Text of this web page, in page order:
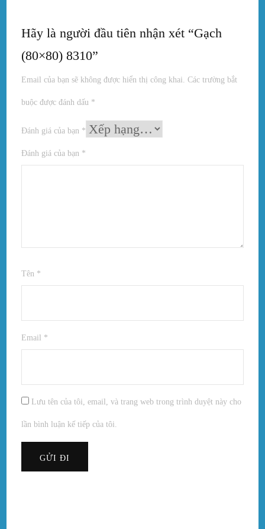
Hãy là người đầu tiên nhận xét “Gạch
(80×80) 8310”
Email của bạn sẽ không được hiển thị công khai. Các trường bắt
buộc được đánh dấu *
Đánh giá của bạn *
Đánh giá của bạn *
Tên *
Email *
Lưu tên của tôi, email, và trang web trong trình duyệt này cho
lần bình luận kế tiếp của tôi.